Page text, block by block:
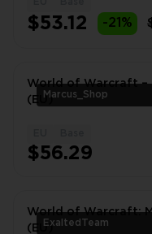
$53.12 -21%
Marcus_Shop
World of Warcraft –
(EU)
$56.29
ExaltedTeam
World of Warcraft: Midnight –
(EU)